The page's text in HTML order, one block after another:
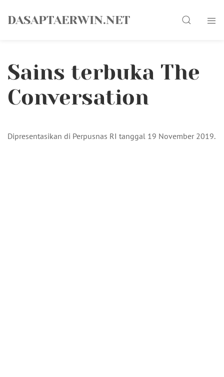
DASAPTAERWIN.NET Search
Sains terbuka The
Conversation
Dipresentasikan di Perpusnas RI tanggal 19 November 2019.